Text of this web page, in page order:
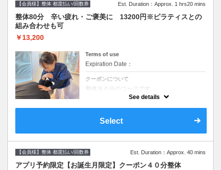
【会員様】整体 都度払い/回数券 Est. Duration：Approx. 1 hrs20 mins
整体80分 辛い疲れ・ご褒美に 13200円※ピラティスとの
組み合わせも可
￥13,200
Terms of use
Expiration Date：
クーポンについて
整体８０分のコースです。
ピラティス４０分整体４０分などの組み合わ
備考欄に記入してください。
See details
Select
【会員様】整体 都度払い/回数券 Est. Duration：Approx. 40 mins
アプリ予約限定【お誕生月限定】クーポン４０分整体